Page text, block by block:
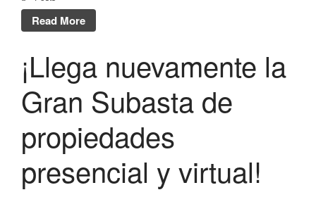
Read More
¡Llega nuevamente la
Gran Subasta de
propiedades
presencial y virtual!